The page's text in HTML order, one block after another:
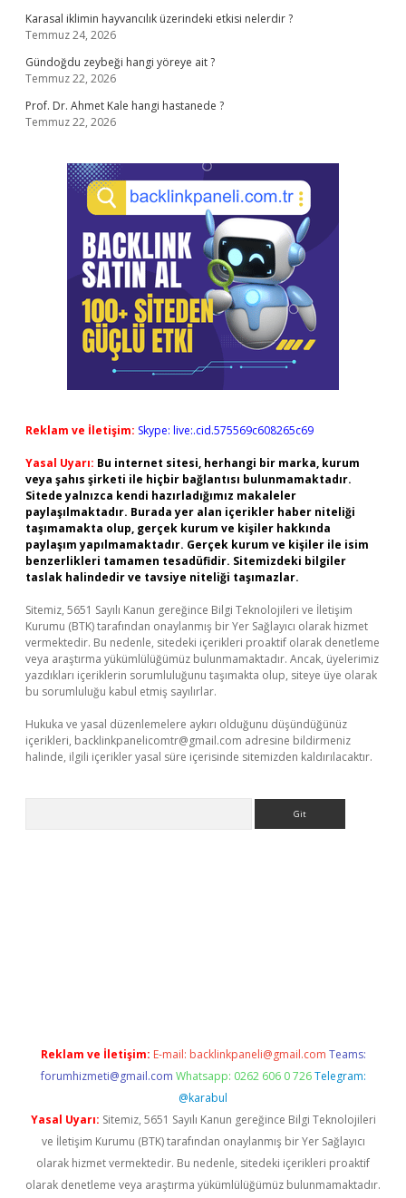
Karasal iklimin hayvancılık üzerindeki etkisi nelerdir ?
Temmuz 24, 2026
Gündoğdu zeybeği hangi yöreye ait ?
Temmuz 22, 2026
Prof. Dr. Ahmet Kale hangi hastanede ?
Temmuz 22, 2026
Reklam ve İletişim: Skype: live:.cid.575569c608265c69
Yasal Uyarı: Bu internet sitesi, herhangi bir marka, kurum
veya şahıs şirketi ile hiçbir bağlantısı bulunmamaktadır.
Sitede yalnızca kendi hazırladığımız makaleler
paylaşılmaktadır. Burada yer alan içerikler haber niteliği
taşımamakta olup, gerçek kurum ve kişiler hakkında
paylaşım yapılmamaktadır. Gerçek kurum ve kişiler ile isim
benzerlikleri tamamen tesadüfidir. Sitemizdeki bilgiler
taslak halindedir ve tavsiye niteliği taşımazlar.
Sitemiz, 5651 Sayılı Kanun gereğince Bilgi Teknolojileri ve İletişim
Kurumu (BTK) tarafından onaylanmış bir Yer Sağlayıcı olarak hizmet
vermektedir. Bu nedenle, sitedeki içerikleri proaktif olarak denetleme
veya araştırma yükümlülüğümüz bulunmamaktadır. Ancak, üyelerimiz
yazdıkları içeriklerin sorumluluğunu taşımakta olup, siteye üye olarak
bu sorumluluğu kabul etmiş sayılırlar.
Hukuka ve yasal düzenlemelere aykırı olduğunu düşündüğünüz
içerikleri, backlinkpanelicomtr@gmail.com adresine bildirmeniz
halinde, ilgili içerikler yasal süre içerisinde sitemizden kaldırılacaktır.
Reklam ve İletişim: E-mail: backlinkpaneli@gmail.com Teams:
forumhizmeti@gmail.com Whatsapp: 0262 606 0 726 Telegram:
@karabul
Yasal Uyarı: Sitemiz, 5651 Sayılı Kanun gereğince Bilgi Teknolojileri
ve İletişim Kurumu (BTK) tarafından onaylanmış bir Yer Sağlayıcı
olarak hizmet vermektedir. Bu nedenle, sitedeki içerikleri proaktif
olarak denetleme veya araştırma yükümlülüğümüz bulunmamaktadır.